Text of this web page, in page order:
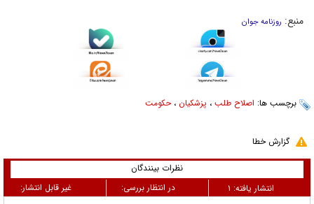
منبع: روزنامه جوان
برچسب ها: اصلاح طلب ، پزشکیان ،حکومت
گزارش خطا
نظرات بینندگان
غیر قابل انتشار:
در انتظار بررسی: انتشار یافته: ۱